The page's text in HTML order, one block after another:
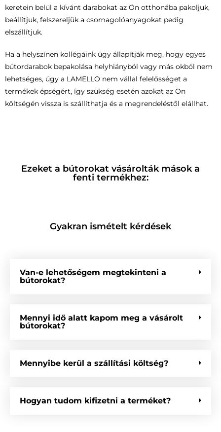
keretein belül a kívánt darabokat az Ön otthonába pakoljuk,
beállítjuk, felszereljük a csomagolóanyagokat pedig
elszállítjuk.
Ha a helyszínen kollégáink úgy állapítják meg, hogy egyes
bútordarabok bepakolása helyhiányból vagy más okból nem
lehetséges, úgy a LAMELLO nem vállal felelősséget a
termékek épségért, így szükség esetén azokat az Ön
költségén vissza is szállíthatja és a megrendeléstől elállhat.
Ezeket a bútorokat vásárolták mások a
fenti termékhez:
Gyakran ismételt kérdések
Van-e lehetőségem megtekinteni a
bútorokat?
Mennyi idő alatt kapom meg a vásárolt
bútorokat?
Mennyibe kerül a szállítási költség?
Hogyan tudom kifizetni a terméket?